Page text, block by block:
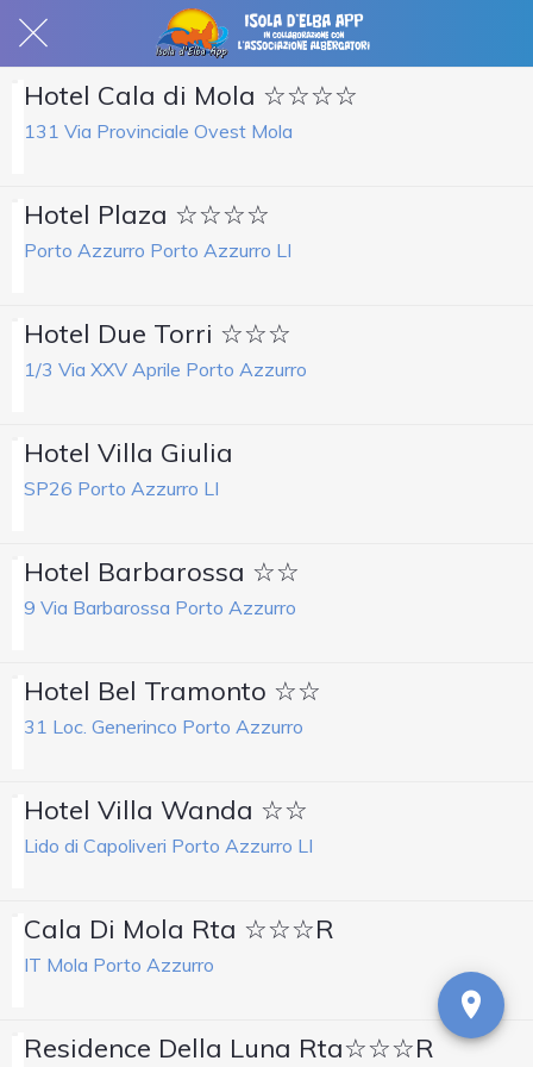
Hotel Cala di Mola ☆☆☆☆
131 Via Provinciale Ovest Mola
Hotel Plaza ☆☆☆☆
Porto Azzurro Porto Azzurro LI
Hotel Due Torri ☆☆☆
1/3 Via XXV Aprile Porto Azzurro
Hotel Villa Giulia
SP26 Porto Azzurro LI
Hotel Barbarossa ☆☆
9 Via Barbarossa Porto Azzurro
Hotel Bel Tramonto ☆☆
31 Loc. Generinco Porto Azzurro
Hotel Villa Wanda ☆☆
Lido di Capoliveri Porto Azzurro LI
Cala Di Mola Rta ☆☆☆R
IT Mola Porto Azzurro
Residence Della Luna Rta☆☆☆R